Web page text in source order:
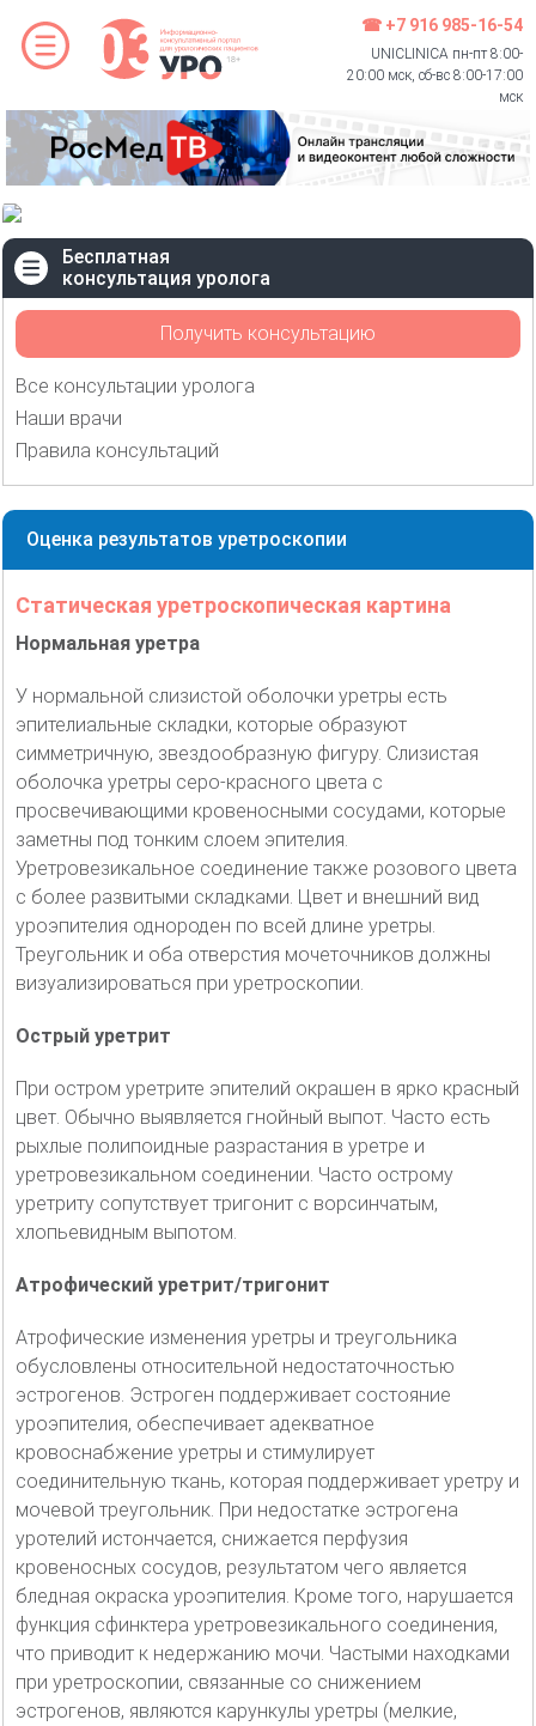
☎ +7 916 985-16-54
UNICLINICA пн-пт 8:00-
20:00 мск, сб-вс 8:00-17:00
мск
Бесплатная
консультация уролога
Получить консультацию
Все консультации уролога
Наши врачи
Правила консультаций
Оценка результатов уретроскопии
Статическая уретроскопическая картина
Нормальная уретра
У нормальной слизистой оболочки уретры есть
эпителиальные складки, которые образуют
симметричную, звездообразную фигуру. Слизистая
оболочка уретры серо-красного цвета с
просвечивающими кровеносными сосудами, которые
заметны под тонким слоем эпителия.
Уретровезикальное соединение также розового цвета
с более развитыми складками. Цвет и внешний вид
уроэпителия однороден по всей длине уретры.
Треугольник и оба отверстия мочеточников должны
визуализироваться при уретроскопии.
Острый уретрит
При остром уретрите эпителий окрашен в ярко красный
цвет. Обычно выявляется гнойный выпот. Часто есть
рыхлые полипоидные разрастания в уретре и
уретровезикальном соединении. Часто острому
уретриту сопутствует тригонит с ворсинчатым,
хлопьевидным выпотом.
Атрофический уретрит/тригонит
Атрофические изменения уретры и треугольника
обусловлены относительной недостаточностью
эстрогенов. Эстроген поддерживает состояние
уроэпителия, обеспечивает адекватное
кровоснабжение уретры и стимулирует
соединительную ткань, которая поддерживает уретру и
мочевой треугольник. При недостатке эстрогена
уротелий истончается, снижается перфузия
кровеносных сосудов, результатом чего является
бледная окраска уроэпителия. Кроме того, нарушается
функция сфинктера уретровезикального соединения,
что приводит к недержанию мочи. Частыми находками
при уретроскопии, связанные со снижением
эстрогенов, являются карункулы уретры (мелкие,